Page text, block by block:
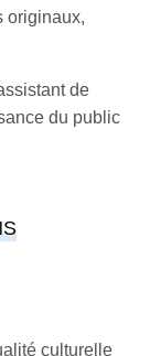
originaux,
de
du public
culturelle